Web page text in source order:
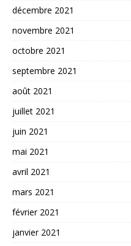
décembre 2021
novembre 2021
octobre 2021
septembre 2021
août 2021
juillet 2021
juin 2021
mai 2021
avril 2021
mars 2021
février 2021
janvier 2021